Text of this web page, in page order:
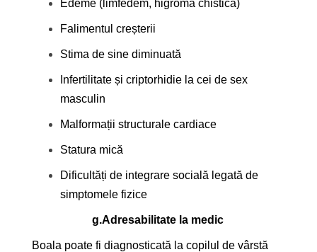
Edeme (limfedem, higroma chistică)
Falimentul creșterii
Stima de sine diminuată
Infertilitate și criptorhidie la cei de sex
masculin
Malformații structurale cardiace
Statura mică
Dificultăți de integrare socială legată de
simptomele fizice
g.Adresabilitate la medic
Boala poate fi diagnosticată la copilul de vârstă